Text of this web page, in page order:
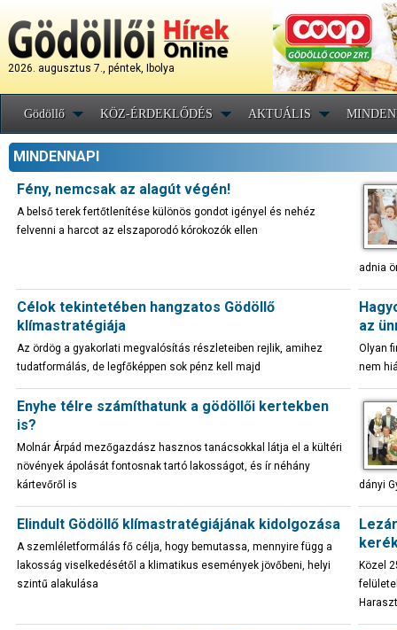
2026. augusztus 7., péntek, Ibolya
Gödöllő KÖZ-ÉRDEKLŐDÉS AKTUÁLIS
MINDENNAPI
Fény, nemcsak az alagút végén!
A belső terek fertőtlenítése különös gondot igényel és nehéz
felvenni a harcot az elszaporodó kórokozók ellen
adnia
Célok tekintetében hangzatos Gödöllő
klímastratégiája
Az ördög a gyakorlati megvalósítás részleteiben rejlik, amihez
tudatformálás, de legfőképpen sok pénz kell majd
az
Olyan
nem
Enyhe télre számíthatunk a gödöllői kertekben
is?
Molnár Árpád mezőgazdász hasznos tanácsokkal látja el a kültéri
növények ápolását fontosnak tartó lakosságot, és ír néhány
kártevőről is
dányi
Elindult Gödöllő klímastratégiájának kidolgozása
A szemléletformálás fő célja, hogy bemutassa, mennyire függ a
lakosság viselkedésétől a klimatikus események jövőbeni, helyi
szintű alakulása
Közel